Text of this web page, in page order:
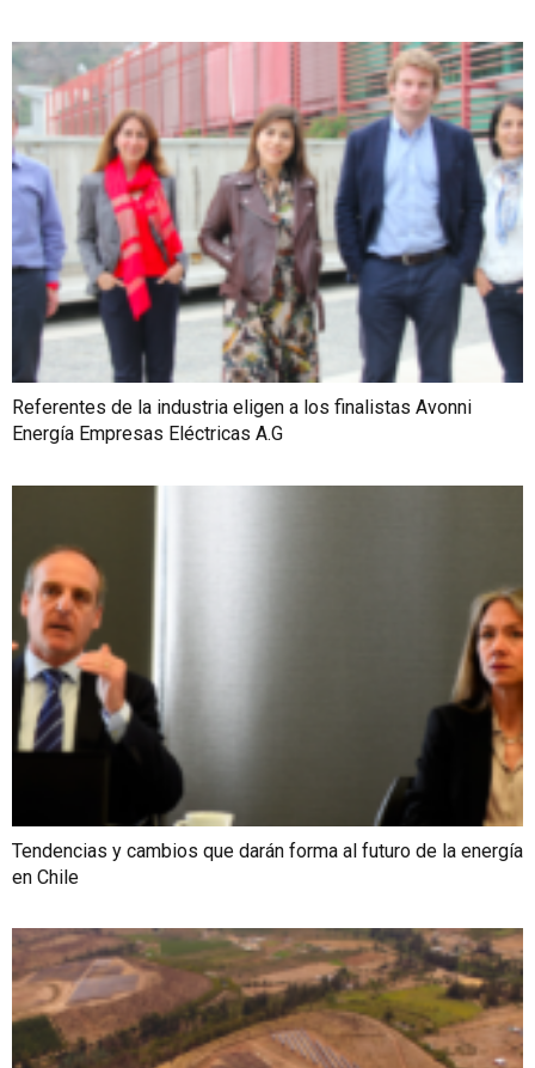
Referentes de la industria eligen a los finalistas Avonni
Energía Empresas Eléctricas A.G
Tendencias y cambios que darán forma al futuro de la energía
en Chile